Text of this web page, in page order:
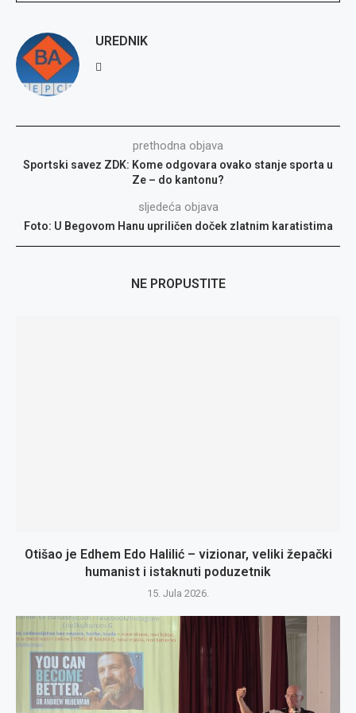
UREDNIK
prethodna objava
Sportski savez ZDK: Kome odgovara ovako stanje sporta u
Ze – do kantonu?
sljedeća objava
Foto: U Begovom Hanu upriličen doček zlatnim karatistima
NE PROPUSTITE
Otišao je Edhem Edo Halilić – vizionar, veliki žepački
humanist i istaknuti poduzetnik
15. Jula 2026.